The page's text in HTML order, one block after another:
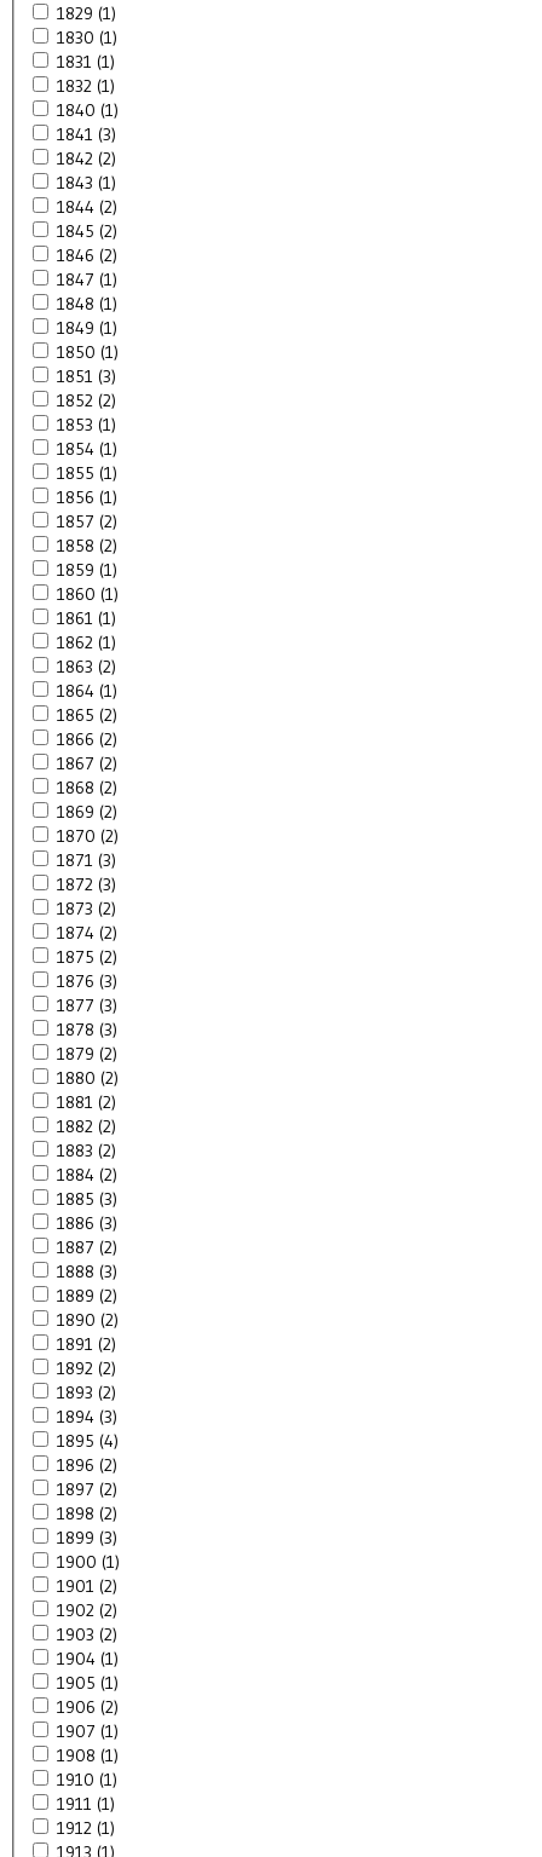
1829 (1)
1830 (1)
1831 (1)
1832 (1)
1840 (1)
1841 (3)
1842 (2)
1843 (1)
1844 (2)
1845 (2)
1846 (2)
1847 (1)
1848 (1)
1849 (1)
1850 (1)
1851 (3)
1852 (2)
1853 (1)
1854 (1)
1855 (1)
1856 (1)
1857 (2)
1858 (2)
1859 (1)
1860 (1)
1861 (1)
1862 (1)
1863 (2)
1864 (1)
1865 (2)
1866 (2)
1867 (2)
1868 (2)
1869 (2)
1870 (2)
1871 (3)
1872 (3)
1873 (2)
1874 (2)
1875 (2)
1876 (3)
1877 (3)
1878 (3)
1879 (2)
1880 (2)
1881 (2)
1882 (2)
1883 (2)
1884 (2)
1885 (3)
1886 (3)
1887 (2)
1888 (3)
1889 (2)
1890 (2)
1891 (2)
1892 (2)
1893 (2)
1894 (3)
1895 (4)
1896 (2)
1897 (2)
1898 (2)
1899 (3)
1900 (1)
1901 (2)
1902 (2)
1903 (2)
1904 (1)
1905 (1)
1906 (2)
1907 (1)
1908 (1)
1910 (1)
1911 (1)
1912 (1)
1913 (1)